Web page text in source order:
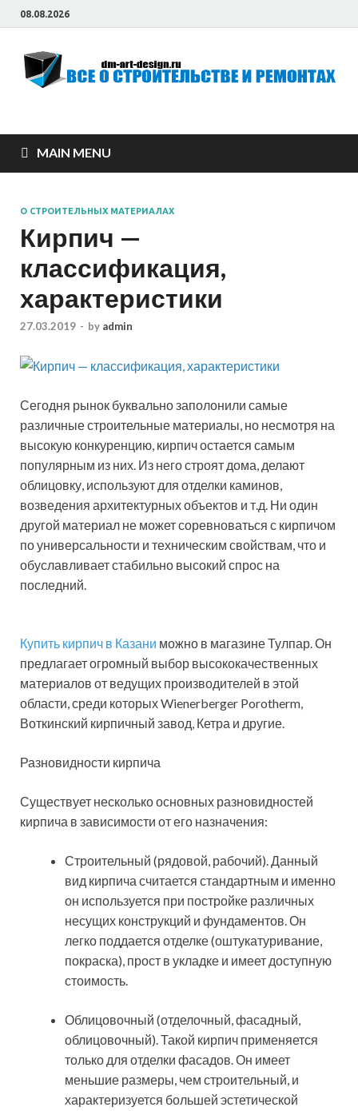
08.08.2026
Всё о строительстве
и ремонтах
MAIN MENU
О СТРОИТЕЛЬНЫХ МАТЕРИАЛАХ
Кирпич —
классификация,
характеристики
27.03.2019 - by admin
Сегодня рынок буквально заполонили самые
различные строительные материалы, но несмотря на
высокую конкуренцию, кирпич остается самым
популярным из них. Из него строят дома, делают
облицовку, используют для отделки каминов,
возведения архитектурных объектов и т.д. Ни один
другой материал не может соревноваться с кирпичом
по универсальности и техническим свойствам, что и
обуславливает стабильно высокий спрос на
последний.
Купить кирпич в Казани можно в магазине Тулпар. Он
предлагает огромный выбор высококачественных
материалов от ведущих производителей в этой
области, среди которых Wienerberger Porotherm,
Воткинский кирпичный завод, Кетра и другие.
Разновидности кирпича
Существует несколько основных разновидностей
кирпича в зависимости от его назначения:
Строительный (рядовой, рабочий). Данный
вид кирпича считается стандартным и именно
он используется при постройке различных
несущих конструкций и фундаментов. Он
легко поддается отделке (оштукатуривание,
покраска), прост в укладке и имеет доступную
стоимость.
Облицовочный (отделочный, фасадный,
облицовочный). Такой кирпич применяется
только для отделки фасадов. Он имеет
меньшие размеры, чем строительный, и
характеризуется большей эстетической